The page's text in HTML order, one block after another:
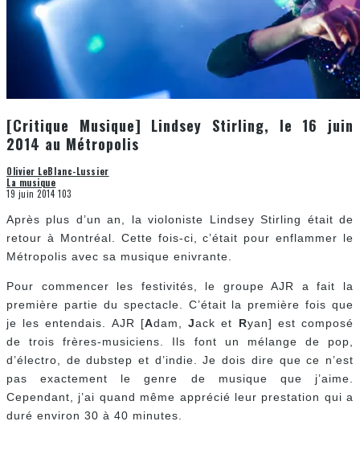
[Critique Musique] Lindsey Stirling, le 16 juin
2014 au Métropolis
Olivier LeBlanc-Lussier
La musique
19 juin 2014 103
Après plus d’un an, la violoniste Lindsey Stirling était de
retour à Montréal. Cette fois-ci, c’était pour enflammer le
Métropolis avec sa musique enivrante.
Pour commencer les festivités, le groupe AJR a fait la
première partie du spectacle. C’était la première fois que
je les entendais. AJR [Adam,Jack et Ryan] est composé
de trois frères-musiciens. Ils font un mélange de pop,
d’électro, de dubstep et d’indie. Je dois dire que ce n’est
pas exactement le genre de musique que j’aime.
Cependant, j’ai quand même apprécié leur prestation qui a
duré environ 30 à 40 minutes.